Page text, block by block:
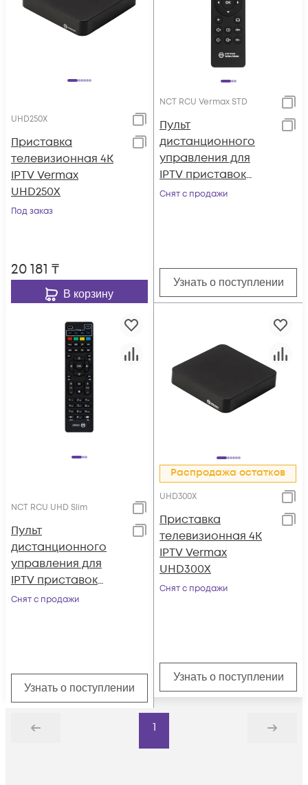
UHD250X
Приставка
телевизионная 4K
IPTV Vermax
UHD250X
Под заказ
20 181 ₸
В корзину
NCT RCU Vermax STD
Пульт
дистанционного
управления для
IPTV приставок
Vermax серии UHD
Снят с продажи
Узнать о поступлении
NCT RCU UHD Slim
Пульт
дистанционного
управления для
IPTV приставок
Vermax slim
Снят с продажи
Узнать о поступлении
Распродажа остатков
UHD300X
Приставка
телевизионная 4K
IPTV Vermax
UHD300X
Снят с продажи
Узнать о поступлении
Назад
1
Дальше